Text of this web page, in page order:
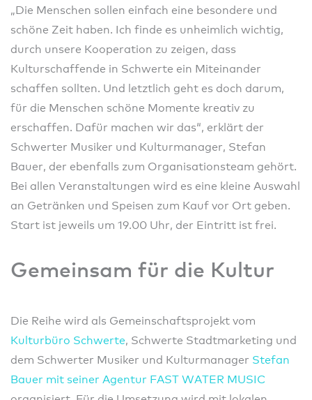
„Die Menschen sollen einfach eine besondere und
schöne Zeit haben. Ich finde es unheimlich wichtig,
durch unsere Kooperation zu zeigen, dass
Kulturschaffende in Schwerte ein Miteinander
schaffen sollten. Und letztlich geht es doch darum,
für die Menschen schöne Momente kreativ zu
erschaffen. Dafür machen wir das“, erklärt der
Schwerter Musiker und Kulturmanager, Stefan
Bauer, der ebenfalls zum Organisationsteam gehört.
Bei allen Veranstaltungen wird es eine kleine Auswahl
an Getränken und Speisen zum Kauf vor Ort geben.
Start ist jeweils um 19.00 Uhr, der Eintritt ist frei.
Gemeinsam für die Kultur
Die Reihe wird als Gemeinschaftsprojekt vom
Kulturbüro Schwerte, Schwerte Stadtmarketing und
dem Schwerter Musiker und Kulturmanager Stefan
Bauer mit seiner Agentur FAST WATER MUSIC